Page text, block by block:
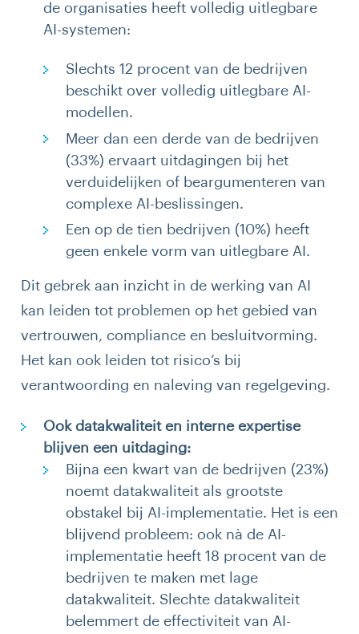
de organisaties heeft volledig uitlegbare
AI-systemen:
Slechts 12 procent van de bedrijven
beschikt over volledig uitlegbare AI-
modellen.
Meer dan een derde van de bedrijven
(33%) ervaart uitdagingen bij het
verduidelijken of beargumenteren van
complexe AI-beslissingen.
Een op de tien bedrijven (10%) heeft
geen enkele vorm van uitlegbare AI.
Dit gebrek aan inzicht in de werking van AI
kan leiden tot problemen op het gebied van
vertrouwen, compliance en besluitvorming.
Het kan ook leiden tot risico’s bij
verantwoording en naleving van regelgeving.
Ook datakwaliteit en interne expertise
blijven een uitdaging:
Bijna een kwart van de bedrijven (23%)
noemt datakwaliteit als grootste
obstakel bij AI-implementatie. Het is een
blijvend probleem: ook nà de AI-
implementatie heeft 18 procent van de
bedrijven te maken met lage
datakwaliteit. Slechte datakwaliteit
belemmert de effectiviteit van AI-